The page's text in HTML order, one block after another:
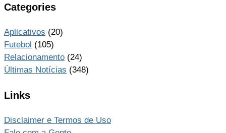
Categories
Aplicativos (20)
Futebol (105)
Relacionamento (24)
Últimas Notícias (348)
Links
Disclaimer e Termos de Uso